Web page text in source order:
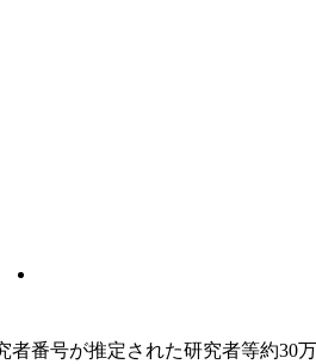
番号が推定された研究者等約30万